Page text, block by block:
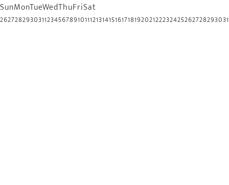
SunMonTueWedThuFriSat
26272829303112345678910111213141516171819202122232425262728293031